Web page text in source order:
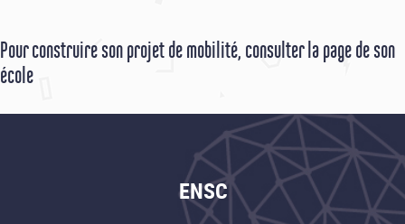
Pour construire son projet de mobilité, consulter la page de son
école
ENSC